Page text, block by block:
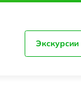
Экскурсии